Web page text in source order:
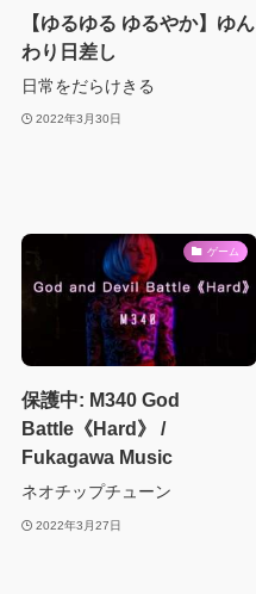
【ゆるゆる ゆるやか】ゆん
わり日差し
日常をだらけきる
2022年3月30日
ゲーム
保護中: M340 God
Battle《Hard》 /
Fukagawa Music
ネオチップチューン
2022年3月27日